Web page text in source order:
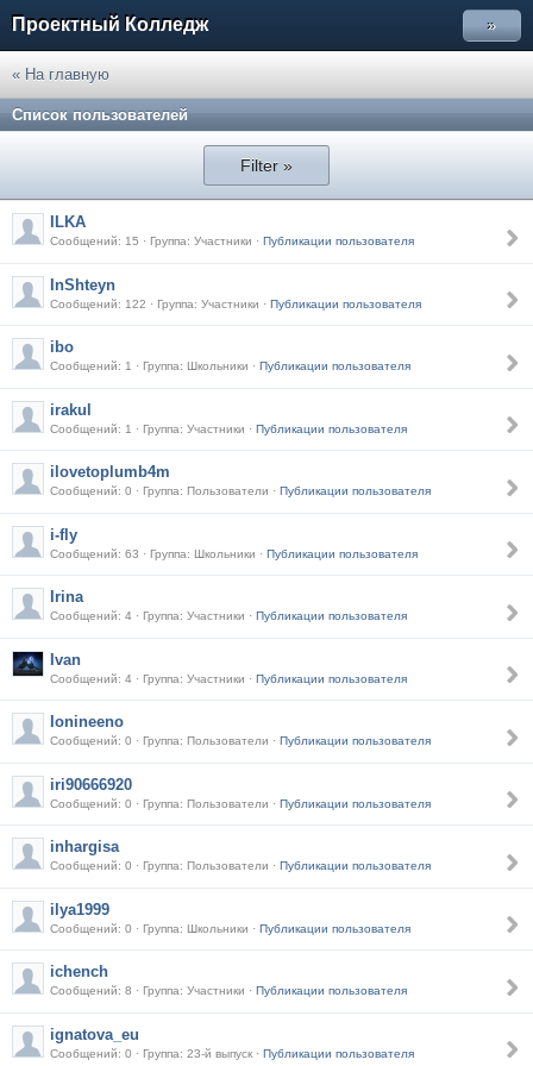
Проектный Колледж »
« На главную
Список пользователей
Filter »
ILKA
Сообщений: 15 · Группа: Участники · Публикации пользователя
InShteyn
Сообщений: 122 · Группа: Участники · Публикации пользователя
ibo
Сообщений: 1 · Группа: Школьники · Публикации пользователя
irakul
Сообщений: 1 · Группа: Участники · Публикации пользователя
ilovetoplumb4m
Сообщений: 0 · Группа: Пользователи · Публикации пользователя
i-fly
Сообщений: 63 · Группа: Школьники · Публикации пользователя
Irina
Сообщений: 4 · Группа: Участники · Публикации пользователя
Ivan
Сообщений: 4 · Группа: Участники · Публикации пользователя
Ionineeno
Сообщений: 0 · Группа: Пользователи · Публикации пользователя
iri90666920
Сообщений: 0 · Группа: Пользователи · Публикации пользователя
inhargisa
Сообщений: 0 · Группа: Пользователи · Публикации пользователя
ilya1999
Сообщений: 0 · Группа: Школьники · Публикации пользователя
ichench
Сообщений: 8 · Группа: Участники · Публикации пользователя
ignatova_eu
Сообщений: 0 · Группа: 23-й выпуск · Публикации пользователя